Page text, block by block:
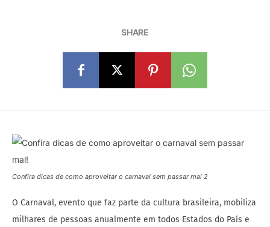
SHARE
Confira dicas de como aproveitar o carnaval sem passar mal 2
O Carnaval, evento que faz parte da cultura brasileira, mobiliza
milhares de pessoas anualmente em todos Estados do País e